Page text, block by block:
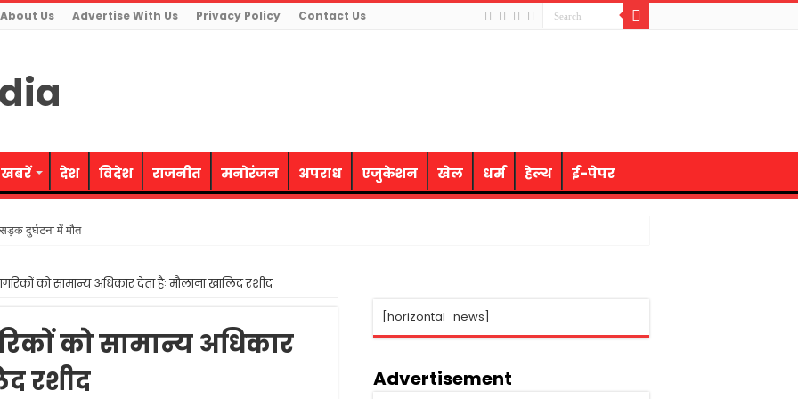
About Us Advertise With Us Privacy Policy Contact Us
खबरें देश विदेश राजनीत मनोरंजन अपराध एजुकेशन खेल धर्म हेल्थ ई-पेपर
दुर्घटना में मौत
का किया भंडाफोड़, 4 आरोपी गिरफ्तार
को मिलेगी निःशुल्क बस यात्रा की सुविधा
तरह नियंत्रण में- वित्त मंत्री
को सामान्य अधिकार देता हैः मौलाना खालिद रशीद
को सामान्य अधिकार
रशीद
[horizontal_news]
Advertisement